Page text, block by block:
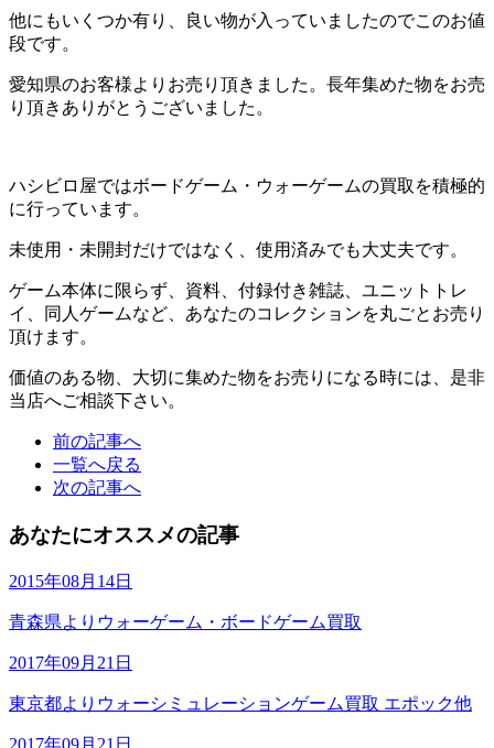
他にもいくつか有り、良い物が入っていましたのでこのお値
段です。
愛知県のお客様よりお売り頂きました。長年集めた物をお売
り頂きありがとうございました。
ハシビロ屋ではボードゲーム・ウォーゲームの買取を積極的
に行っています。
未使用・未開封だけではなく、使用済みでも大丈夫です。
ゲーム本体に限らず、資料、付録付き雑誌、ユニットトレ
イ、同人ゲームなど、あなたのコレクションを丸ごとお売り
頂けます。
価値のある物、大切に集めた物をお売りになる時には、是非
当店へご相談下さい。
前の記事へ
一覧へ戻る
次の記事へ
あなたにオススメの記事
2015年08月14日
青森県よりウォーゲーム・ボードゲーム買取
2017年09月21日
東京都よりウォーシミュレーションゲーム買取 エポック他
2017年09月21日